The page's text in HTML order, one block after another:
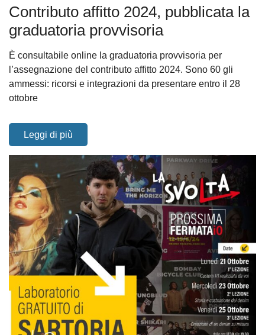
Contributo affitto 2024, pubblicata la
graduatoria provvisoria
È consultabile online la graduatoria provvisoria per
l’assegnazione del contributo affitto 2024. Sono 60 gli
ammessi: ricorsi e integrazioni da presentare entro il 28
ottobre
Leggi di più